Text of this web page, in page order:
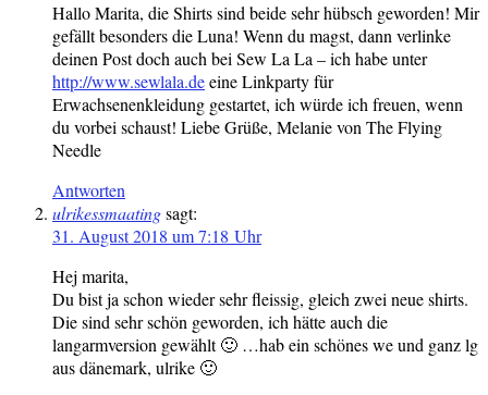
Hallo Marita, die Shirts sind beide sehr hübsch geworden! Mir
gefällt besonders die Luna! Wenn du magst, dann verlinke
deinen Post doch auch bei Sew La La – ich habe unter
http://www.sewlala.deeine Linkparty für
Erwachsenenkleidung gestartet, ich würde ich freuen, wenn
du vorbei schaust! Liebe Grüße, Melanie von The Flying
Needle
Antworten
ulrikessmaatingsagt:
31. August 2018 um 7:18 Uhr
Hej marita,
Du bist ja schon wieder sehr fleissig, gleich zwei neue shirts.
Die sind sehr schön geworden, ich hätte auch die
langarmversion gewählt 🙂 …hab ein schönes we und ganz lg
aus dänemark, ulrike 🙂